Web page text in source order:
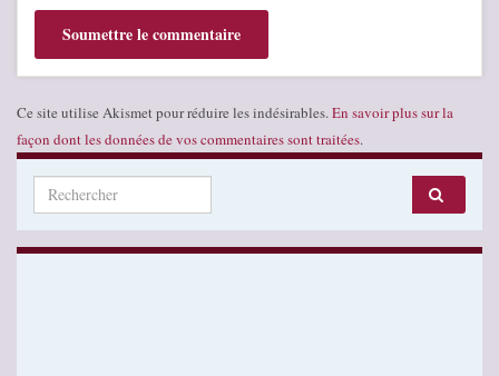
Ce site utilise Akismet pour réduire les indésirables. En savoir plus sur la
façon dont les données de vos commentaires sont traitées.
Search for: